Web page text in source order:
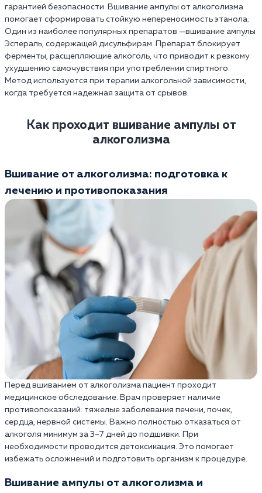
гарантией безопасности. Вшивание ампулы от алкоголизма
помогает сформировать стойкую непереносимость этанола.
Один из наиболее популярных препаратов —вшивание ампулы
Эспераль, содержащей дисульфирам. Препарат блокирует
ферменты, расщепляющие алкоголь, что приводит к резкому
ухудшению самочувствия при употреблении спиртного.
Метод используется при терапии алкогольной зависимости,
когда требуется надежная защита от срывов.
Как проходит вшивание ампулы от
алкоголизма
Вшивание от алкоголизма: подготовка к
лечению и противопоказания
Перед вшиванием от алкоголизма пациент проходит
медицинское обследование. Врач проверяет наличие
противопоказаний: тяжелые заболевания печени, почек,
сердца, нервной системы. Важно полностью отказаться от
алкоголя минимум за 3–7 дней до подшивки. При
необходимости проводится детоксикация. Это помогает
избежать осложнений и подготовить организм к процедуре.
Вшивание ампулы от алкоголизма и